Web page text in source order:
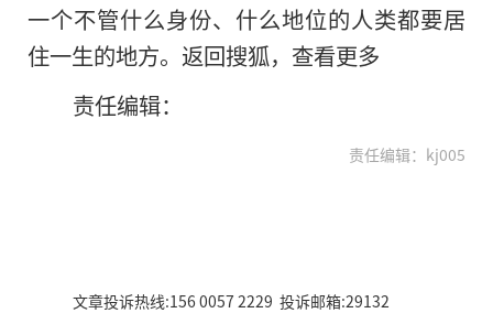
一个不管什么身份、什么地位的人类都要居
住一生的地方。返回搜狐，查看更多
责任编辑：
责任编辑：kj005
文章投诉热线:156 0057 2229 投诉邮箱:29132